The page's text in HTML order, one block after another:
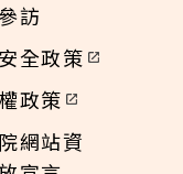
訪
全政策
政策
網站資